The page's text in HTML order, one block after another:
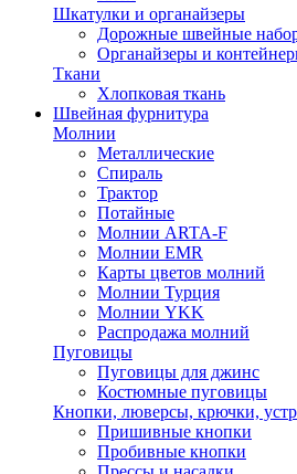
Шкатулки и органайзеры
Дорожные швейные
Органайзеры и
Ткани
Хлопковая ткань
Швейная фурнитура
Молнии
Металлические
Спираль
Трактор
Потайные
Молнии ARTA-F
Молнии EMR
Карты цветов молний
Молнии Турция
Молнии YKK
Распродажа молний
Пуговицы
Пуговицы для джинс
Костюмные пуговицы
Кнопки, люверсы, крючки,
Пришивные кнопки
Пробивные кнопки